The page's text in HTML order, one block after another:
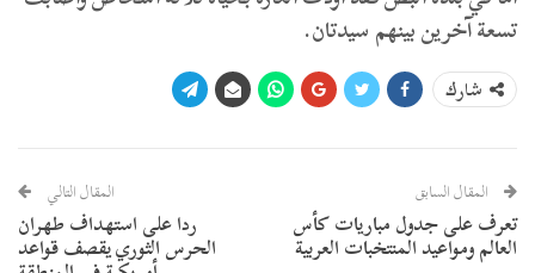
تسعة آخرين بينهم سيدتان.
شارك
المقال السابق
تعرف على جدول مباريات كأس
العالم ومواعيد المنتخبات العربية
المقال التالي
ردا على استهداف طهران
الحرس الثوري يقصف قواعد